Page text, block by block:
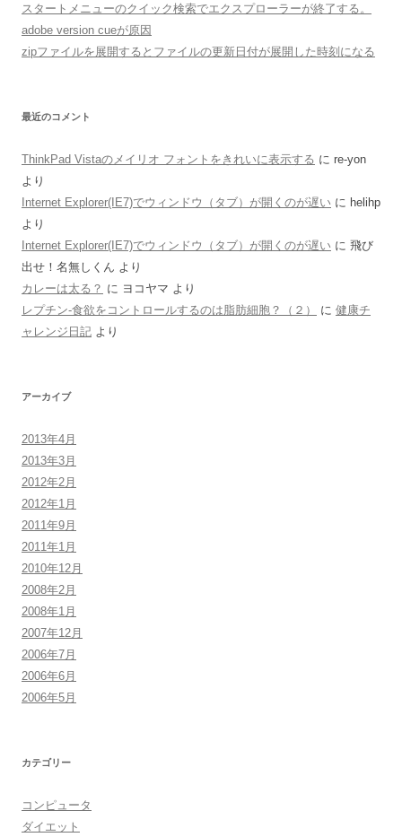
スタートメニューのクイック検索でエクスプローラーが終了する。
adobe version cueが原因
zipファイルを展開するとファイルの更新日付が展開した時刻になる
最近のコメント
ThinkPad Vistaのメイリオ フォントをきれいに表示する に re-yon
より
Internet Explorer(IE7)でウィンドウ（タブ）が開くのが遅い に helihp
より
Internet Explorer(IE7)でウィンドウ（タブ）が開くのが遅い に 飛び
出せ！名無しくん より
カレーは太る？ に ヨコヤマ より
レプチン-食欲をコントロールするのは脂肪細胞？（２）
に 健康チ
ャレンジ日記 より
アーカイブ
2013年4月
2013年3月
2012年2月
2012年1月
2011年9月
2011年1月
2010年12月
2008年2月
2008年1月
2007年12月
2006年7月
2006年6月
2006年5月
カテゴリー
コンピュータ
ダイエット